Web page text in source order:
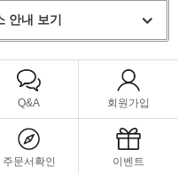
안내 보기
Q&A 회원가입
주문서확인 이벤트